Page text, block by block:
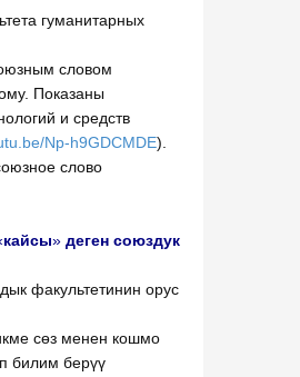
гуманитарных
словом
Показаны
и средств
Np-h9GDCMDE).
слово
кайсы»деген союздук
факультетинин орус
сөз менен кошмо
билим берүү